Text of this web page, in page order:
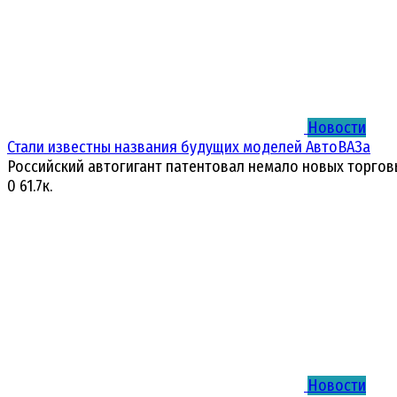
Новости
Стали известны названия будущих моделей АвтоВАЗа
Российский автогигант патентовал немало новых
0 61.7к.
Новости